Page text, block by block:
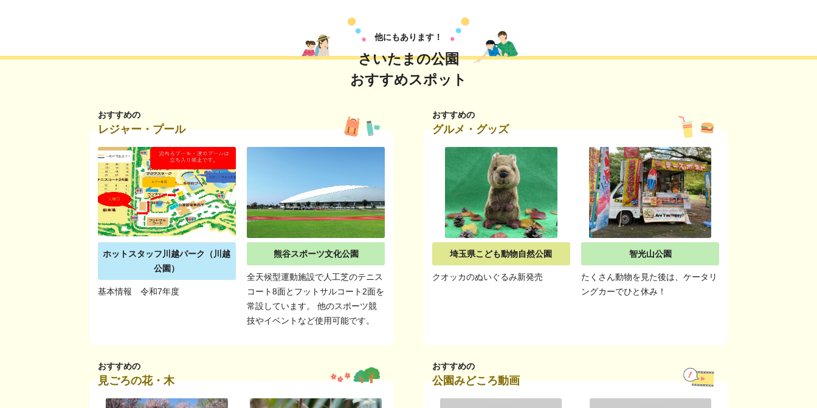
他にもあります！
さいたまの公園
おすすめスポット
おすすめの
レジャー・プール
ホットスタッフ川越パーク（川越
公園）
基本情報 令和7年度
熊谷スポーツ文化公園
全天候型運動施設で人工芝のテニス
コート8面とフットサルコート2面を
常設しています。 他のスポーツ競
技やイベントなど使用可能です。
おすすめの
グルメ・グッズ
埼玉県こども動物自然公園
クオッカのぬいぐるみ新発売
智光山公園
たくさん動物を見た後は、ケータリ
ングカーでひと休み！
おすすめの
見ごろの花・木
おすすめの
公園みどころ動画